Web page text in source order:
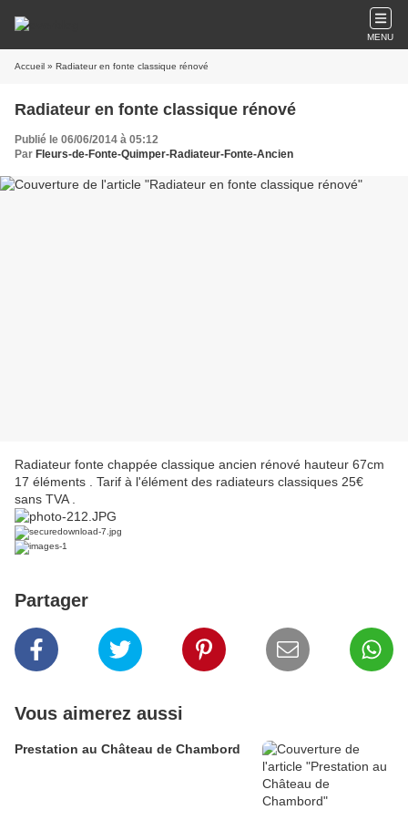
MENU
Accueil » Radiateur en fonte classique rénové
Radiateur en fonte classique rénové
Publié le 06/06/2014 à 05:12
Par Fleurs-de-Fonte-Quimper-Radiateur-Fonte-Ancien
Radiateur fonte chappée classique ancien rénové hauteur 67cm
17 éléments . Tarif à l'élément des radiateurs classiques 25€
sans TVA .
Partager
Vous aimerez aussi
Prestation au Château de Chambord